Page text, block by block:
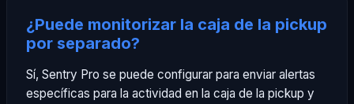
¿Puede monitorizar la caja de la pickup
por separado?
Sí, Sentry Pro se puede configurar para enviar alertas
específicas para la actividad en la caja de la pickup y